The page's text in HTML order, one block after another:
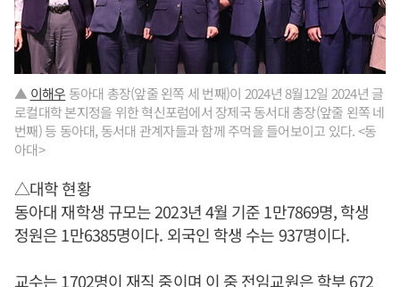
▲ 이해우 동아대 총장(앞줄 왼쪽 세 번째)이 2024년 8월12일 2024년 글
로컬대학 본지정을 위한 혁신포럼에서 장제국 동서대 총장(앞줄 왼쪽 네
번째) 등 동아대, 동서대 관계자들과 함께 주먹을 들어보이고 있다. <동
아대>
△대학 현황
동아대 재학생 규모는 2023년 4월 기준 1만7869명, 학생
정원은 1만6385명이다. 외국인 학생 수는 937명이다.
교수는 1702명이 재직 중이며 이 중 전임교원은 학부 672